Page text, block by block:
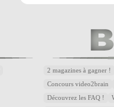
2 magazines à gagner !
Concours video2brain
Découvrez les FAQ !